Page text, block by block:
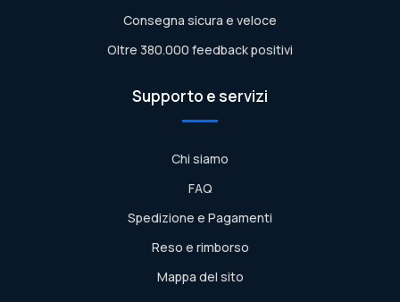
Consegna sicura e veloce
Oltre 380.000 feedback positivi
Supporto e servizi
Chi siamo
FAQ
Spedizione e Pagamenti
Reso e rimborso
Mappa del sito